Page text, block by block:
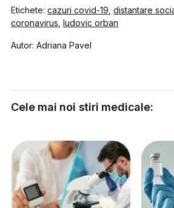
Etichete:cazuri covid-19 ,distantare
coronavirus ,ludovic orban
Autor: Adriana Pavel
Cele mai noi stiri medicale: